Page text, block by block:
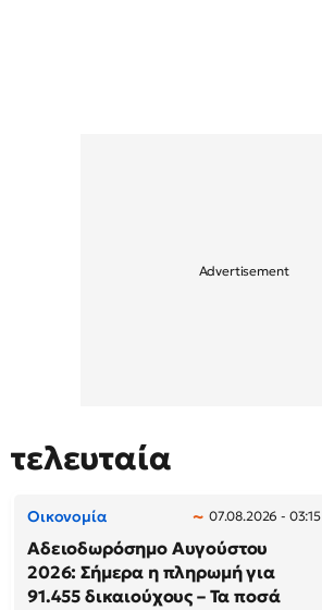
τελευταία
Οικονομία 07.08.2026 - 03:15
Αδειοδωρόσημο Αυγούστου
2026: Σήμερα η πληρωμή για
91.455 δικαιούχους – Τα ποσά